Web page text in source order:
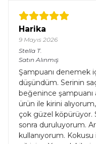
Harika
9 Mayıs 2026
Stella T.
Satın Alınmış
Şampuanı denemek
düşündüm. Serinin
beğenince şampuanı
ürün ile kirini
çok güzel köpürüyor.
sonra duruluyorum.
kullanıyorum. Kokusu